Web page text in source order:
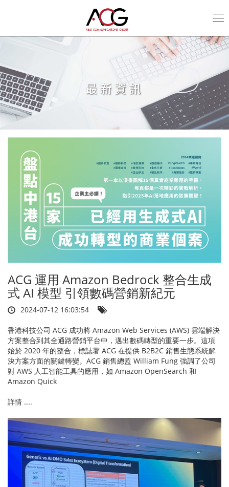
新
訊
|
ACG
ACG 運用 Amazon Bedrock 整合生成
式 AI 模型 引領數碼營銷新紀元
2024-07-12 16:03:54
香港科技公司 ACG 成功將 Amazon Web Services (AWS) 雲端解決
方案整合到其全通路營銷平台中，邁出數碼轉型的重要一步。這項
始於 2020 年的整合，標誌著 ACG 在提供 B2B2C 銷售生態系統解
決方案方面的關鍵轉變。ACG 銷售總監 William Fung 強調了公司
對 AWS 人工智能工具的應用，如 Amazon OpenSearch 和
Amazon Quick
詳情 ....